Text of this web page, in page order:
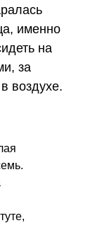
именно
на
за
воздухе.